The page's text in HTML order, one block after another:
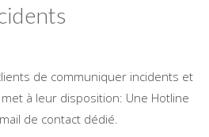
de communiquer incidents et
à leur disposition: Une Hotline
de contact dédié.